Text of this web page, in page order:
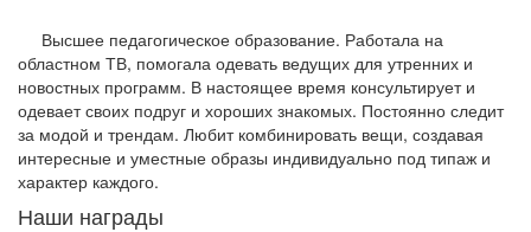
Высшее педагогическое образование. Работала на
областном ТВ, помогала одевать ведущих для утренних и
новостных программ. В настоящее время консультирует и
одевает своих подруг и хороших знакомых. Постоянно следит
за модой и трендам. Любит комбинировать вещи, создавая
интересные и уместные образы индивидуально под типаж и
характер каждого.
Наши награды